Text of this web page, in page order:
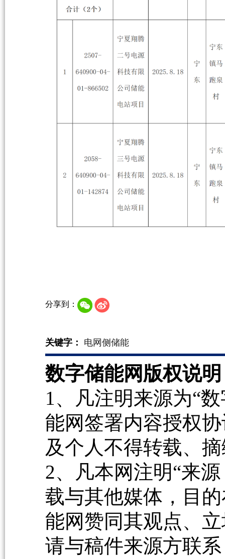
分享到：
关键字： 电网侧储能
数字储能网版权说
1、凡注明来源为“
能网签署内容授权
及个人不得转载、
2、凡本网注明“来
载与其他媒体，目
能网赞同其观点、
请与稿件来源方联